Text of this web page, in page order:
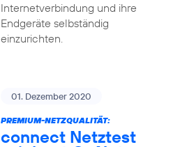
Internetverbindung und ihre
Endgeräte selbständig
einzurichten.
01. Dezember 2020
PREMIUM-NETZQUALITÄT:
connect Netztest